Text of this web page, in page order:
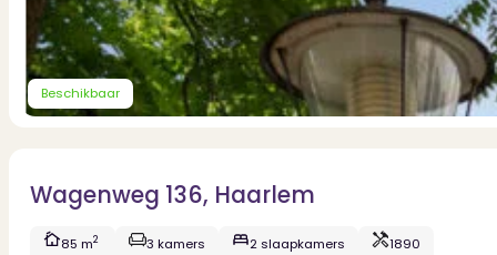
Beschikbaar
Wagenweg 136, Haarlem
85 m2 3 kamers 2 slaapkamers 1890